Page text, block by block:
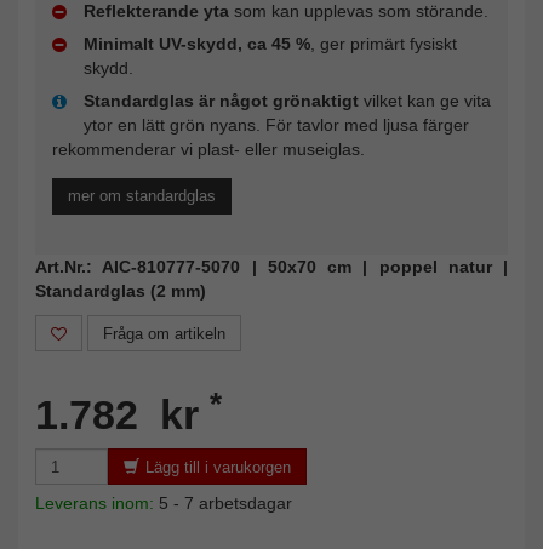
Reflekterande yta som kan upplevas som störande.
Minimalt UV-skydd, ca 45 %, ger primärt fysiskt
skydd.
Standardglas är något grönaktigt vilket kan ge vita
ytor en lätt grön nyans. För tavlor med ljusa färger
rekommenderar vi plast- eller museiglas.
mer om standardglas
Art.Nr.: AIC-810777-5070 | 50x70 cm | poppel natur |
Standardglas (2 mm)
Fråga om artikeln
1.782 kr *
Lägg till i varukorgen
Leverans inom: 5 - 7 arbetsdagar